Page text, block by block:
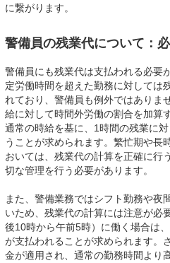
に繋がります。
警備員の残業代について：
警備員にも残業代は支払われる必要
定労働時間を超えた勤務に対しては
れており、警備員も例外ではありま
給に対して時間外労働の割合を加算
通常の時給を基に、1時間の残業に
うことが求められます。繁忙期や長
おいては、残業代の計算を正確に行
切な管理を行う必要があります。
また、警備業務ではシフト勤務や夜
いため、残業代の計算には注意が必
後10時から午前5時）に働く場合は
が支払われることが求められます。
金が適用され、通常の勤務時間より